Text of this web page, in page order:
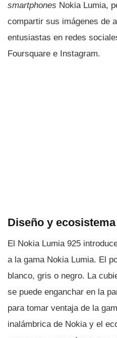
smartphones Nokia Lumia,
compartir sus imágenes de
entusiastas en redes
Foursquare e Instagram.
Diseño y ecosistema
El Nokia Lumia 925
a la gama Nokia Lumia. El
blanco, gris o negro. La
se puede enganchar en la
para tomar ventaja de la
inalámbrica de Nokia y el